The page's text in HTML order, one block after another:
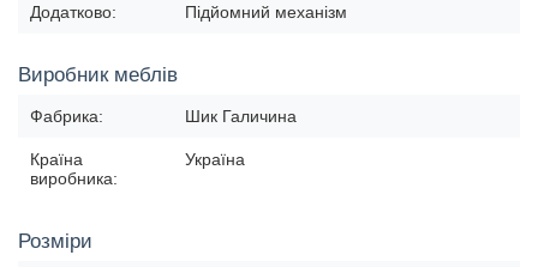
Додатково: Підйомний механізм
Виробник меблів
Фабрика: Шик Галичина
Країна
виробника:
Україна
Розміри